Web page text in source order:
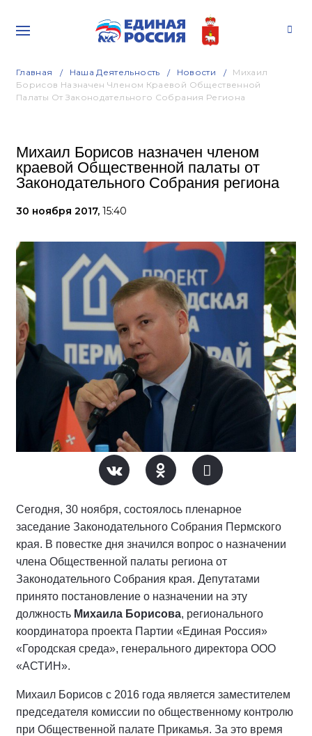
Главная Наша Деятельность Новости
Михаил
Борисов Назначен Членом Краевой Общественной
Палаты От Законодательного Собрания Региона
Михаил Борисов назначен членом
краевой Общественной палаты от
Законодательного Собрания региона
30 ноября 2017, 15:40
Сегодня, 30 ноября, состоялось пленарное
заседание Законодательного Собрания Пермского
края. В повестке дня значился вопрос о назначении
члена Общественной палаты региона от
Законодательного Собрания края. Депутатами
принято постановление о назначении на эту
должность Михаила Борисова, регионального
координатора проекта Партии «Единая Россия»
«Городская среда», генерального директора ООО
«АСТИН».
Михаил Борисов с 2016 года является заместителем
председателя комиссии по общественному контролю
при Общественной палате Прикамья. За это время